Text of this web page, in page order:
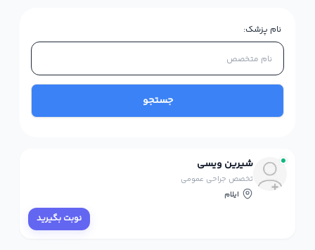
نام پزشک:
جستجو
شیرین ویسی
تخصص جراحی عمومی
ایلام
نوبت بگیرید